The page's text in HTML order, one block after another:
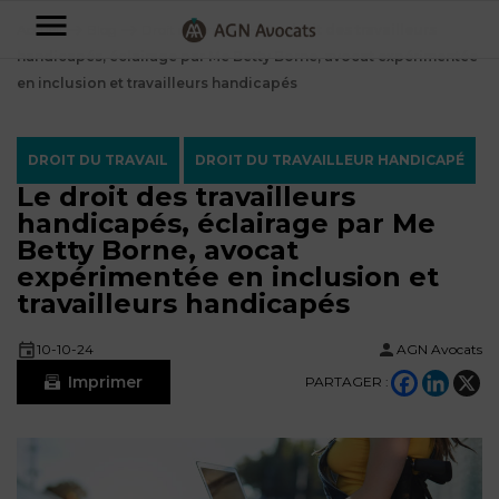
Avocats
Particuliers
NOS
DOMAINES
DE
COMPÉTENCE
FAMILIALES
DROIT
Entreprises
NOS
DE
COMPÉTENCE
CRÉATION
Plus
d’offres
AGN
Blog
Accueil⟶ Droit du Travail⟶Le droit des travailleurs
handicapés, éclairage par Me Betty Borne, avocat expérimentée
en inclusion et travailleurs handicapés
DROIT DU TRAVAIL DROIT DU TRAVAILLEUR HANDICAPÉ
Le droit des travailleurs
handicapés, éclairage par Me
Betty Borne, avocat
expérimentée en inclusion et
travailleurs handicapés
10-10-24 AGN Avocats
Imprimer PARTAGER :